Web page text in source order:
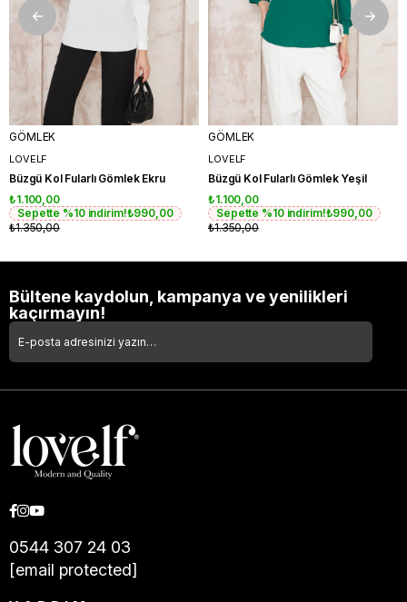
GÖMLEK
LOVELF
Büzgü Kol Fularlı Gömlek Ekru
₺1.100,00
Sepette %10 indirim!₺990,00
₺1.350,00
GÖMLEK
LOVELF
Büzgü Kol Fularlı Gömlek Yeşil
₺1.100,00
Sepette %10 indirim!₺990,00
₺1.350,00
Bültene kaydolun, kampanya ve yenilikleri
kaçırmayın!
0544 307 24 03
[email protected]